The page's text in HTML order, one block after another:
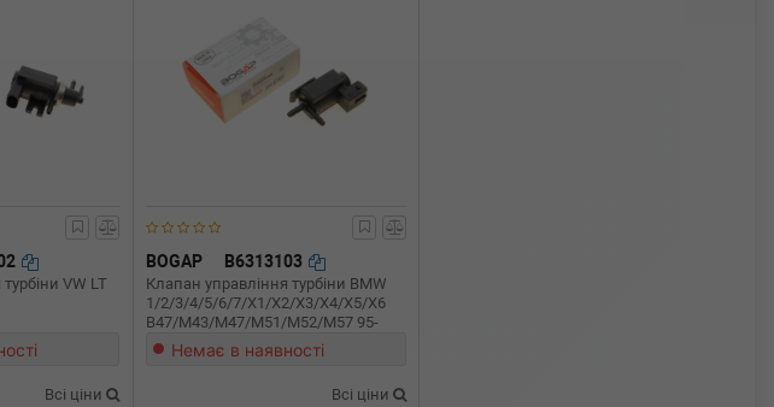
VW LT
Всі ціни
BOGAP B6313103
Клапан управління турбіни BMW
1/2/3/4/5/6/7/X1/X2/X3/X4/X5/X6
B47/M43/M47/M51/M52/M57 95-
Немає в наявності
Всі ціни